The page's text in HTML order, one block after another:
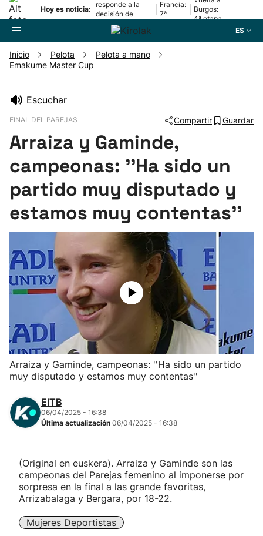
Hoy es noticia:
responde a la
decisión de
Oriamendi
Francia:
7ª
Burgos:
4ª etapa
ES
Fútbol
Pelota
Baloncesto
Ciclismo
Herri-kirolak
Kirolak 360
Atletismo
Carreras de montaña
"Helmuga"
Inicio Pelota
Pelota a mano
Emakume Master Cup
Escuchar
FINAL DEL PAREJAS Compartir Guardar
Arraiza y Gaminde,
campeonas: ''Ha sido un
partido muy disputado y
estamos muy contentas''
Arraiza y Gaminde, campeonas: ''Ha sido un partido
muy disputado y estamos muy contentas''
EITB
06/04/2025 - 16:38
Última actualización 06/04/2025 - 16:38
(Original en euskera). Arraiza y Gaminde son las
campeonas del Parejas femenino al imponerse por
sorpresa en la final a las grande favoritas,
Arrizabalaga y Bergara, por 18-22.
Mujeres Deportistas